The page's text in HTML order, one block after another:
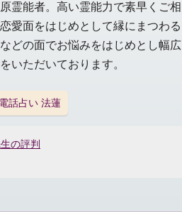
霊能者。高い霊能力で素早くご相
愛面をはじめとして縁にまつわる
どの面でお悩みをはじめとし幅広
いただいております。
電話占い 法蓮
の評判